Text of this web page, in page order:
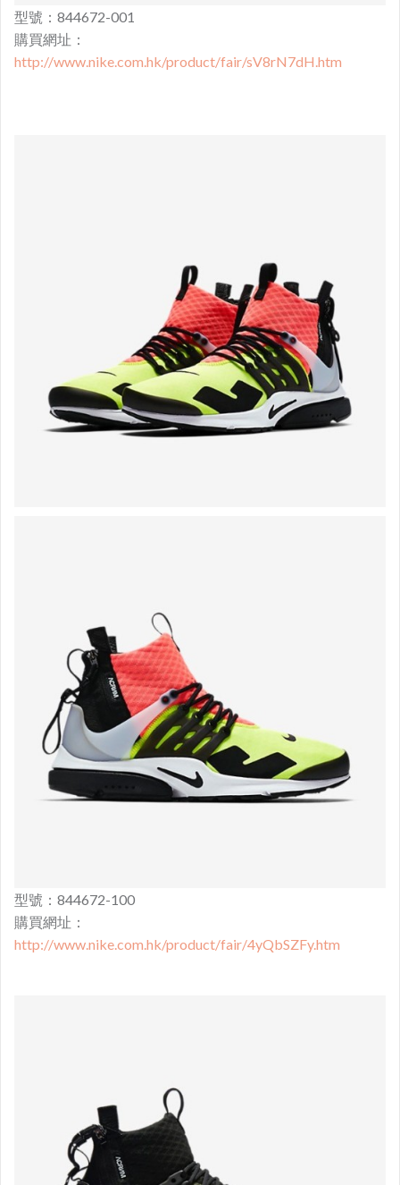
型號：844672-001
購買網址：
http://www.nike.com.hk/product/fair/sV8rN7dH.htm
型號：844672-100
購買網址：
http://www.nike.com.hk/product/fair/4yQbSZFy.htm